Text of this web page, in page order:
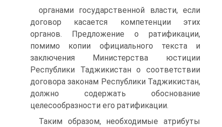
органами государственной власти, если
договор касается компетенции этих
органов. Предложение о ратификации,
помимо копии официального текста и
заключения Министерства юстиции
Республики Таджикистан о соответствии
договора законам Республики Таджикистан,
должно содержать обоснование
целесообразности его ратификации.
Таким образом, необходимые атрибуты